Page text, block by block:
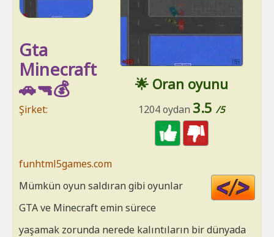
🌟 Oran oyunu
1204 oydan 3.5 /5
Gta
Minecraft
🚗🔫💰
Şirket:
funhtml5games.com
Mümkün oyun saldıran gibi oyunlar
GTA ve Minecraft emin sürece
yaşamak zorunda nerede kalıntıların bir dünyada